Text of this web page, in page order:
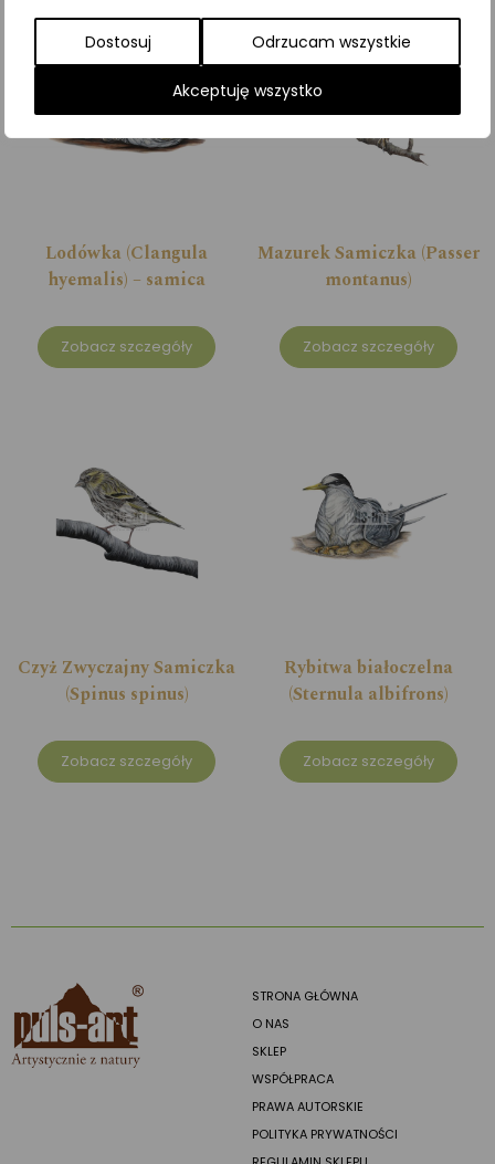
Dostosuj Odrzucam wszystkie
Akceptuję wszystko
Lodówka (Clangula
hyemalis) – samica
Zobacz szczegóły
Mazurek Samiczka (Passer
montanus)
Zobacz szczegóły
Czyż Zwyczajny Samiczka
(Spinus spinus)
Zobacz szczegóły
Rybitwa białoczelna
(Sternula albifrons)
Zobacz szczegóły
STRONA GŁÓWNA
O NAS
SKLEP
WSPÓŁPRACA
PRAWA AUTORSKIE
POLITYKA PRYWATNOŚCI